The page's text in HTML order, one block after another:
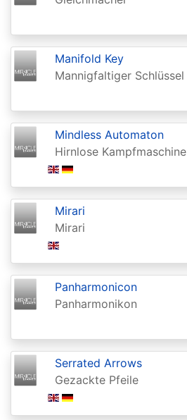
Battle
for
Zendikar
Battlebond
Beta
Betrayers
Kamigawa
Bloomburrow
Bloomburrow:
Extras
Born
the
Gods
Buy-
Manifold Key
Mannigfaltiger Schlüssel
Mindless Automaton
Hirnlose Kampfmaschine
Mirari
Mirari
Panharmonicon
Panharmonikon
Serrated Arrows
Gezackte Pfeile